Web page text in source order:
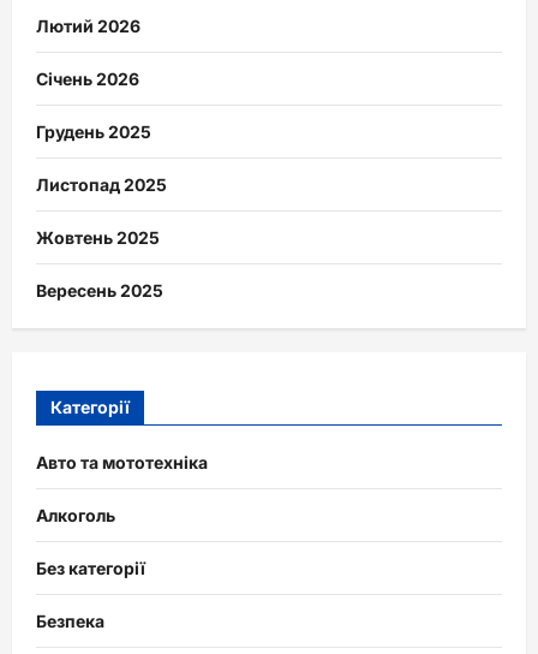
Лютий 2026
Січень 2026
Грудень 2025
Листопад 2025
Жовтень 2025
Вересень 2025
Категорії
Авто та мототехніка
Алкоголь
Без категорії
Безпека